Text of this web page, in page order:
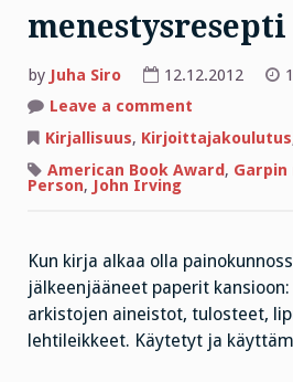
menestysresepti
by Juha Siro 12.12.2012
Leave a comment
Irvingin
Kirjallisuus, Kirjoittajakoulutus
American Book Award, Garpin
Person, John Irving
Kun kirja alkaa olla
jälkeenjääneet paperit
arkistojen aineistot, tulosteet,
lehtileikkeet. Käytetyt ja